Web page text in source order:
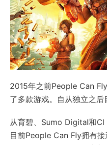
2015年之前People Can
了多款游戏。自从独立之后
从育碧、Sumo Digital和CI
目前People Can Fly拥有